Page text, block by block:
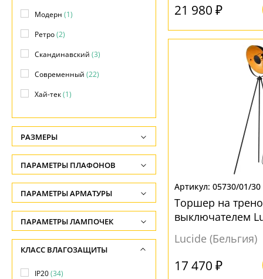
21 980 ₽
05730/01/30
Торшер на
выключателем
05730/01/30 для
Lucide (Бельгия)
17 470 ₽
Модерн (1)
Ретро(2)
Скандинавский (3)
Современный (22)
Хай-тек(1)
РАЗМЕРЫ
Высота, см
-
Ширина, см
-
Диаметр, см
-
Длина, см
ПАРАМЕТРЫ ПЛАФОНОВ
ФОРМА ПЛАФОНА
Конус(1)
Полусфера(2)
Цилиндр(3)
ПАРАМЕТРЫ АРМАТУРЫ
ЦВЕТ АРМАТУРЫ
Зеленый(1)
ПАРАМЕТРЫ ЛАМПОЧЕК
Количество ламп
-
КЛАСС ВЛАГОЗАЩИТЫ
IP20(34)